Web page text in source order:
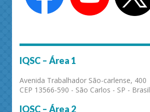
IQSC – Área 1
Avenida Trabalhador São-carlense, 400
CEP 13566-590 - São Carlos - SP - Brasil
IQSC – Área 2